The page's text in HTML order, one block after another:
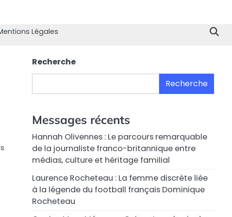
Légales
Recherche
Recherche
Messages récents
Hannah Olivennes : Le parcours remarquable
de la journaliste franco-britannique entre
médias, culture et héritage familial
Laurence Rocheteau : La femme discrète liée
à la légende du football français Dominique
Rocheteau